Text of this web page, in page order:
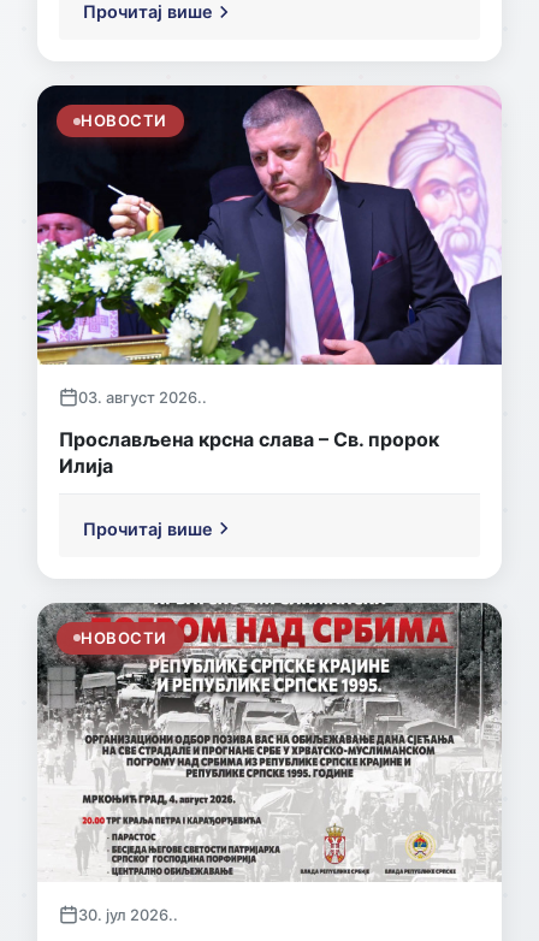
Прочитај више
НОВОСТИ
03. август 2026..
Прослављена крсна слава – Св. пророк
Илија
Прочитај више
НОВОСТИ
30. јул 2026..